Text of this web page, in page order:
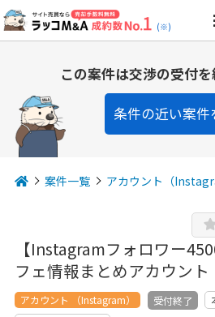
(※)
この案件は交渉の受付を
条件の近い案件
案件一覧 アカウント（
【Instagramフォロワー
フェ情報まとめアカウント
アカウント （Instagram） 受付終了